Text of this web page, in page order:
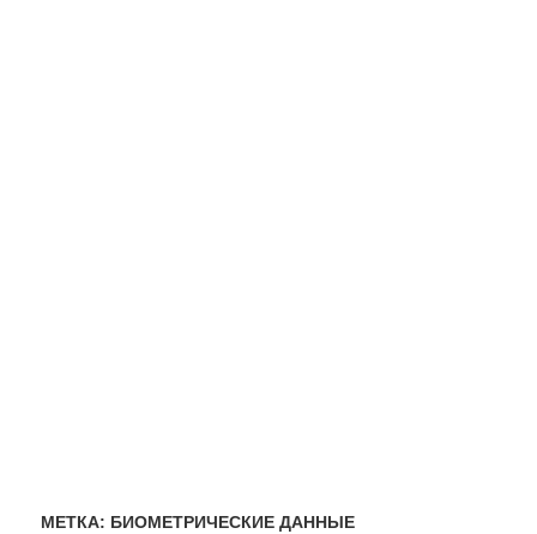
МЕТКА: БИОМЕТРИЧЕСКИЕ ДАННЫЕ